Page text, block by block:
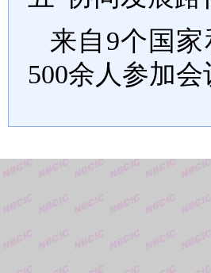
来自 9个国
500余人参加会